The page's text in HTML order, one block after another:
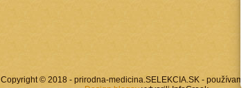
Copyright © 2018 - prirodna-medicina.SELEKCIA.SK - používame